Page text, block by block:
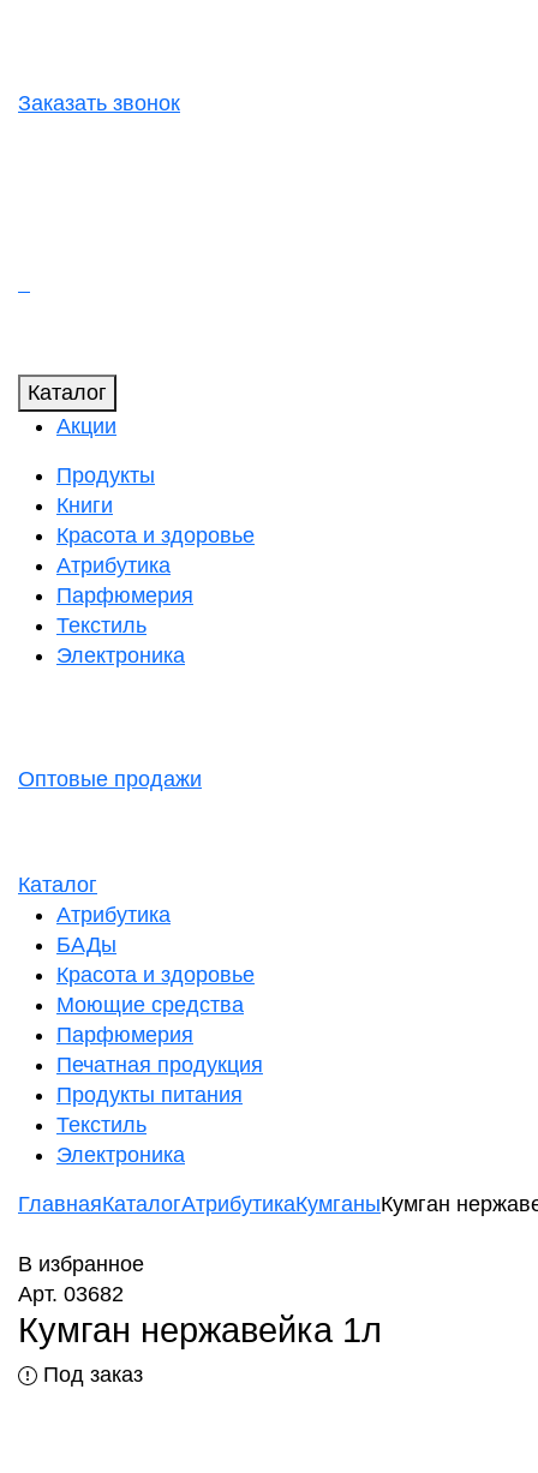
Заказать звонок
Каталог
Акции
Продукты
Книги
Красота и здоровье
Атрибутика
Парфюмерия
Текстиль
Электроника
Оптовые продажи
Каталог
Атрибутика
БАДы
Красота и здоровье
Моющие средства
Парфюмерия
Печатная продукция
Продукты питания
Текстиль
Электроника
ГлавнаяКаталогАтрибутикаКумганыКумган
В избранное
Арт. 03682
Кумган нержавейка 1л
Под заказ